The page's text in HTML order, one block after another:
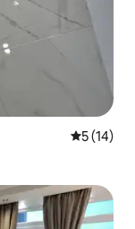
5 de uma
5 (14)